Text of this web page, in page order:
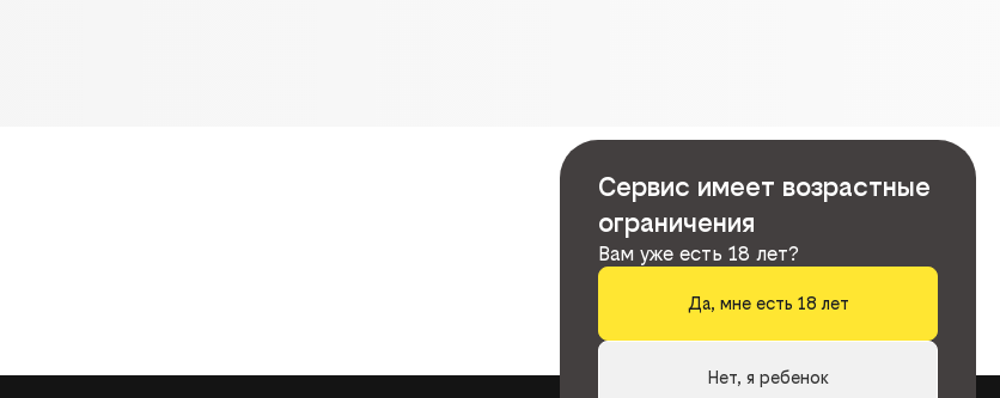
Сервис имеет возрастные
ограничения
Вам уже есть 18 лет?
Да, мне есть 18 лет
Нет, я ребенок